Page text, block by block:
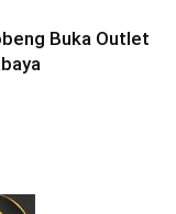
Buka Outlet